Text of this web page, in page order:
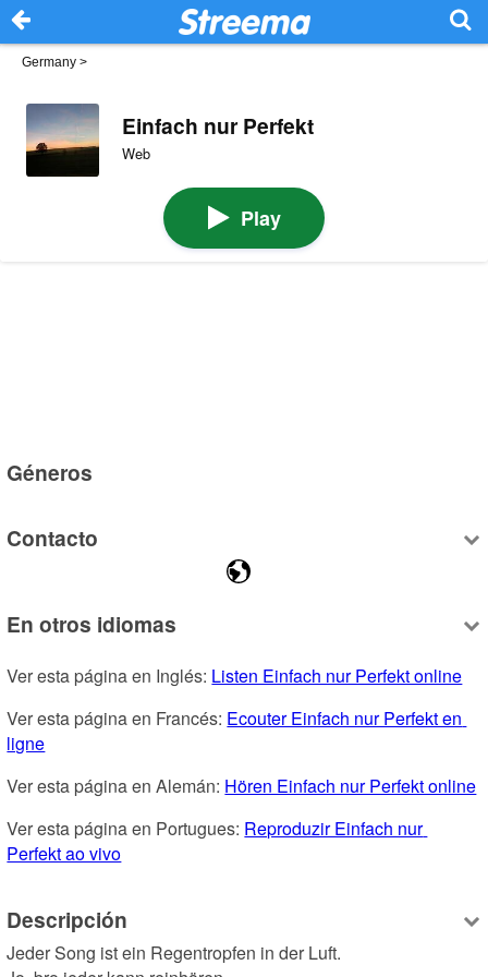
Germany >
Einfach nur Perfekt
Web
Play
Géneros
Contacto
En otros idiomas
Ver esta página en Inglés: Listen Einfach nur Perfekt online
Ver esta página en Francés: Ecouter Einfach nur Perfekt en
ligne
Ver esta página en Alemán: Hören Einfach nur Perfekt online
Ver esta página en Portugues: Reproduzir Einfach nur
Perfekt ao vivo
Descripción
Jeder Song ist ein Regentropfen in der Luft.